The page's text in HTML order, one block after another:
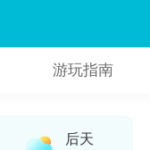
游玩指南
后天